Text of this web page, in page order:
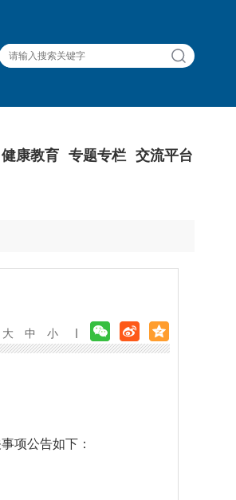
健康教育 专题专栏 交流平台
大 中 小
项公告如下：